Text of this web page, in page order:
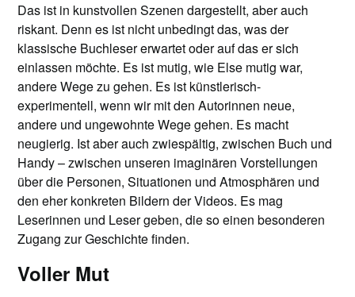
Das ist in kunstvollen Szenen dargestellt, aber auch
riskant. Denn es ist nicht unbedingt das, was der
klassische Buchleser erwartet oder auf das er sich
einlassen möchte. Es ist mutig, wie Else mutig war,
andere Wege zu gehen. Es ist künstlerisch-
experimentell, wenn wir mit den Autorinnen neue,
andere und ungewohnte Wege gehen. Es macht
neugierig. Ist aber auch zwiespältig, zwischen Buch und
Handy – zwischen unseren imaginären Vorstellungen
über die Personen, Situationen und Atmosphären und
den eher konkreten Bildern der Videos. Es mag
Leserinnen und Leser geben, die so einen besonderen
Zugang zur Geschichte finden.
Voller Mut